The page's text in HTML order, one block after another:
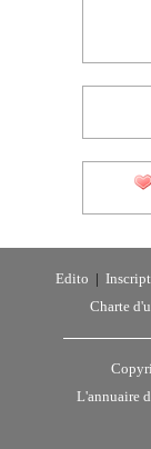
Edito
Charte
L'annuaire